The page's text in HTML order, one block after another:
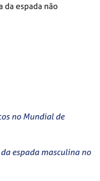
da espada não
no Mundial de
espada masculina no